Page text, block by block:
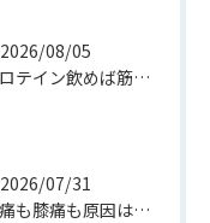
2026/08/05
プロテイン飲めば筋肉付く は大間違い
2026/07/31
腰痛も膝痛も原因は同じ場所だった